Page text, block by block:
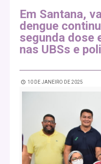
Em Santana,
dengue
segunda dose
nas UBSs e
10 DE JANEIRO DE 2025